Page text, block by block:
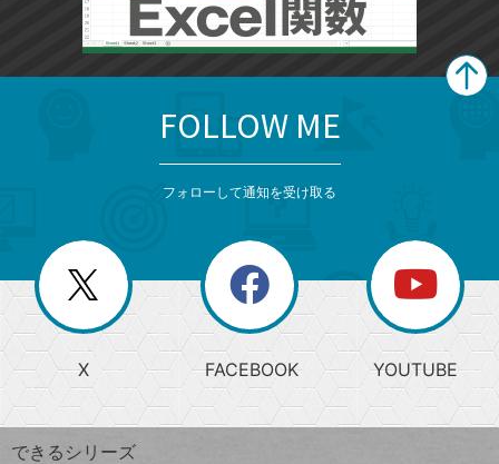
じ
る
search
検
索
上
昇
ワ
ー
閉
じ
る
ー
か
ら
探
す
FOLLOW ME
フォローして通知を受け取る
X FACEBOOK YOUTUBE
できるシリーズ